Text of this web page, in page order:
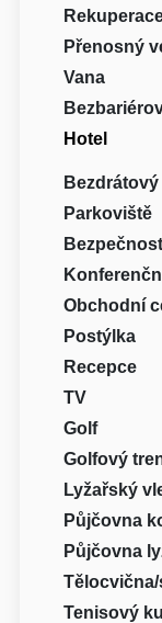
Přenosný
Vana
Hotel
Parkoviště
Obchodní
Postýlka
Recepce
TV
Golf
Golfový
Lyžařský
Půjčovna
Půjčovna
Tenisový